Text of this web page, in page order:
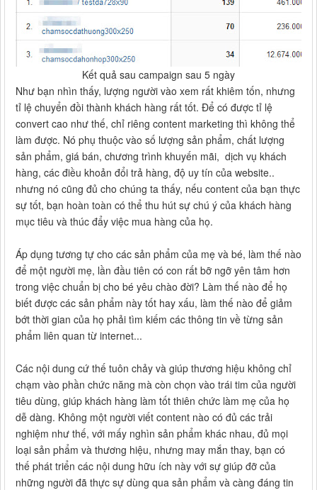
Kết quả sau campaign sau 5 ngày
Như bạn nhìn thấy, lượng người vào xem rất khiêm tốn, nhưng
tỉ lệ chuyển đồi thành khách hàng rất tốt. Để có được tỉ lệ
convert cao như thế, chỉ riêng content marketing thì không thể
làm được. Nó phụ thuộc vào số lượng sản phẩm, chất lượng
sản phẩm, giá bán, chương trình khuyến mãi, dịch vụ khách
hàng, các điều khoản đổi trả hàng, độ uy tín của website..
nhưng nó cũng đủ cho chúng ta thấy, nếu content của bạn thực
sự tốt, bạn hoàn toàn có thể thu hút sự chú ý của khách hàng
mục tiêu và thúc đẩy việc mua hàng của họ.
Áp dụng tương tự cho các sản phẩm của mẹ và bé, làm thế nào
để một người mẹ, lần đầu tiên có con rất bỡ ngỡ yên tâm hơn
trong việc chuẩn bị cho bé yêu chào đời? Làm thế nào để họ
biết được các sản phẩm này tốt hay xấu, làm thế nào để giảm
bớt thời gian của họ phải tìm kiếm các thông tin về từng sản
phẩm liên quan từ internet...
Các nội dung cứ thế tuôn chảy và giúp thương hiệu không chỉ
chạm vào phần chức năng mà còn chọn vào trái tim của người
tiêu dùng, giúp khách hàng làm tốt thiên chức làm mẹ của họ
dễ dàng. Không một người viết content nào có đủ các trải
nghiệm như thế, với mấy nghìn sản phẩm khác nhau, đủ mọi
loại sản phẩm và thương hiệu, nhưng may mắn thay, bạn có
thế phát triển các nội dung hữu ích này với sự giúp đỡ của
những người đã thực sự dùng qua sản phẩm và càng đáng tin